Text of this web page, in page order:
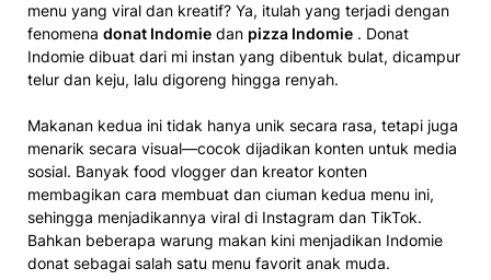
menu yang viral dan kreatif? Ya, itulah yang terjadi dengan
fenomena donat Indomie dan pizza Indomie . Donat
Indomie dibuat dari mi instan yang dibentuk bulat, dicampur
telur dan keju, lalu digoreng hingga renyah.
Makanan kedua ini tidak hanya unik secara rasa, tetapi juga
menarik secara visual—cocok dijadikan konten untuk media
sosial. Banyak food vlogger dan kreator konten
membagikan cara membuat dan ciuman kedua menu ini,
sehingga menjadikannya viral di Instagram dan TikTok.
Bahkan beberapa warung makan kini menjadikan Indomie
donat sebagai salah satu menu favorit anak muda.